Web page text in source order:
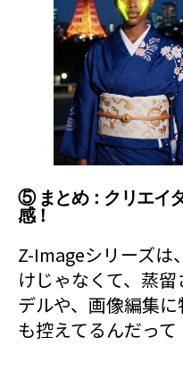
⑤ まとめ：クリエイ
感！
Z-Imageシリーズは
けじゃなくて、蒸
デルや、画像編集に
も控えてるんだって